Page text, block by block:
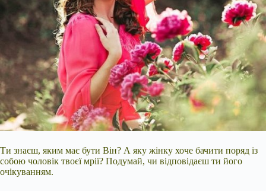
Ти знаєш, яким має бути Він? А яку жінку хоче бачити поряд із
собою чоловік твоєї мрії? Подумай, чи відповідаєш ти його
очікуванням.